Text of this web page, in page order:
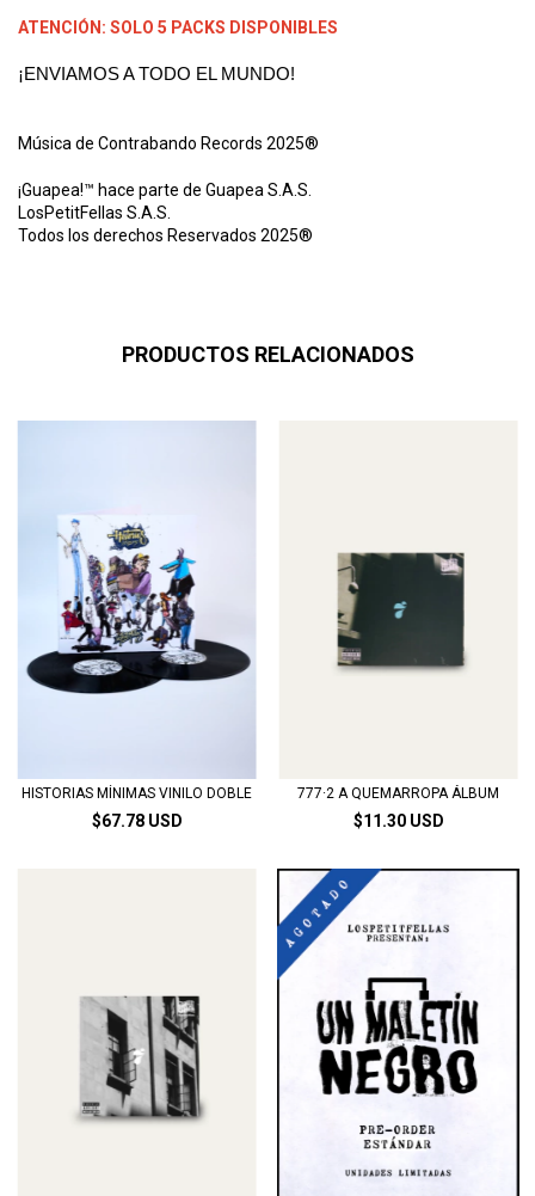
ATENCIÓN: SOLO 5 PACKS DISPONIBLES
¡ENVIAMOS A TODO EL MUNDO!
Música de Contrabando Records 2025®
¡Guapea!™ hace parte de Guapea S.A.S.
LosPetitFellas S.A.S.
Todos los derechos Reservados 2025®
PRODUCTOS RELACIONADOS
HISTORIAS MÍNIMAS VINILO DOBLE
$67.78 USD
777·2 A QUEMARROPA ÁLBUM
$11.30 USD